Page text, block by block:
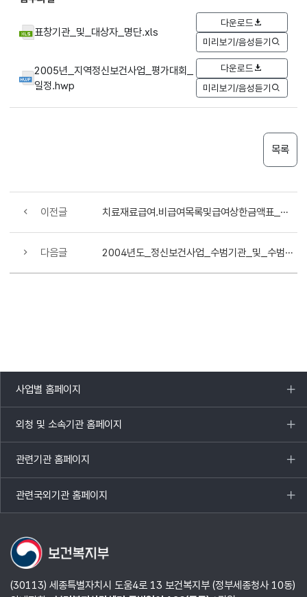
표창기관_및_대상자_명단.xls
다운로드
미리보기/음성듣기
2005년_지역정신보건사업_평가대회_
일정.hwp
다운로드
미리보기/음성듣기
목록
이전글 치료재료급여.비급여목록및급여상한금액표_정정내용_통보
다음글 2004년도_정신보건사업_수범기관_및_수범자_장관표창_협조의뢰
사업별 홈페이지
목록
열기
외청 및 소속기관 홈페이지
목록
열기
관련기관 홈페이지
목록
열기
관련국외기관 홈페이지
목록
열기
(30113) 세종특별자치시 도움4로 13 보건복지부 (정부세종청사 10동)